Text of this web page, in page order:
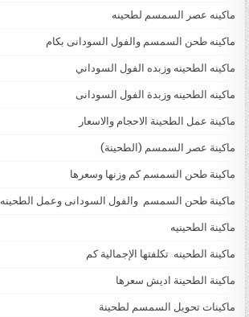
ماكينه عصر السمسم لطحينه
ماكينه طحن السمسم والفول السودانى بكام
ماكينه الطحينه وزبده الفول السوداني
ماكينه الطحينه وزبدة الفول السودانى
ماكينة عمل الطحينة الاحجام والاسعار
ماكينة عصر السمسم (الطحينة)
ماكينة طحن السمسم كم وزنها وسعرها
ماكينة طحن السمسم والفول السودانى وعمل الطحينه
ماكينة الطحينيه
ماكينة الطحينه تكلفتها الإجمالية كم
ماكينة الطحينة اديش سعرها
ماكينات تحويل السمسم لطحينة